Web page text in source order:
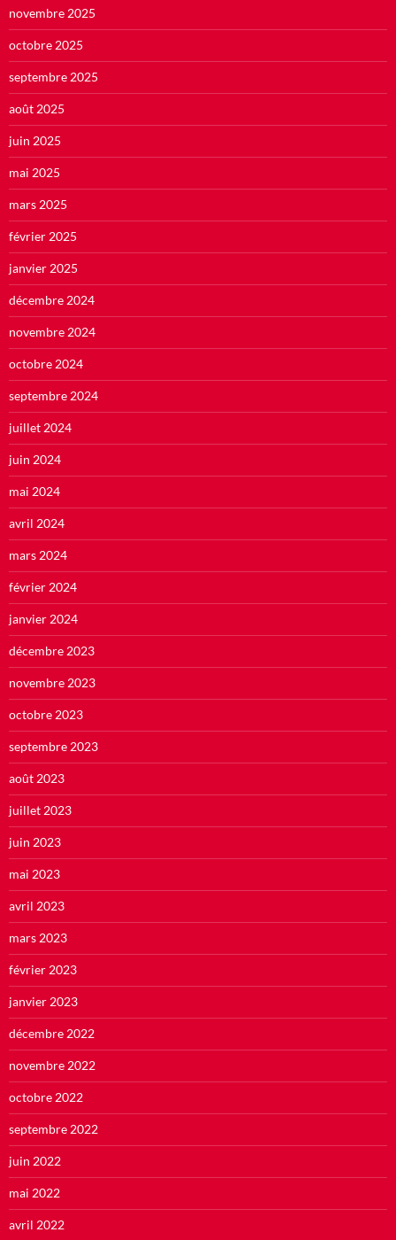
novembre 2025
octobre 2025
septembre 2025
août 2025
juin 2025
mai 2025
mars 2025
février 2025
janvier 2025
décembre 2024
novembre 2024
octobre 2024
septembre 2024
juillet 2024
juin 2024
mai 2024
avril 2024
mars 2024
février 2024
janvier 2024
décembre 2023
novembre 2023
octobre 2023
septembre 2023
août 2023
juillet 2023
juin 2023
mai 2023
avril 2023
mars 2023
février 2023
janvier 2023
décembre 2022
novembre 2022
octobre 2022
septembre 2022
juin 2022
mai 2022
avril 2022